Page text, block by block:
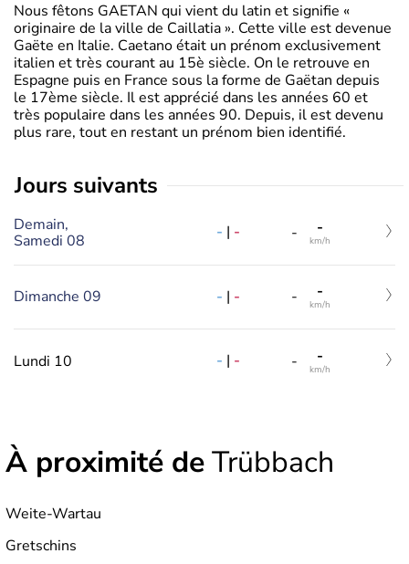
Nous fêtons GAETAN qui vient du latin et signifie «
originaire de la ville de Caillatia ». Cette ville est devenue
Gaëte en Italie. Caetano était un prénom exclusivement
italien et très courant au 15è siècle. On le retrouve en
Espagne puis en France sous la forme de Gaëtan depuis
le 17ème siècle. Il est apprécié dans les années 60 et
très populaire dans les années 90. Depuis, il est devenu
plus rare, tout en restant un prénom bien identifié.
jours suivants
Demain,
Samedi 08
- | - - -
km/h
Dimanche 09 - | - - -
km/h
Lundi 10 - | - - -
km/h
À proximité deTrübbach
Weite-Wartau
Gretschins